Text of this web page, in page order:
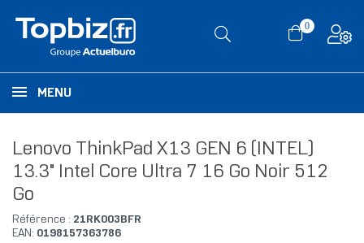
0
MENU
Lenovo ThinkPad X13 GEN 6 (INTEL)
13.3" Intel Core Ultra 7 16 Go Noir 512
Go
Référence : 21RK003BFR
EAN: 0198157363786